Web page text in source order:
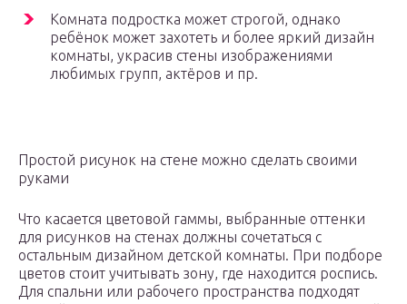
Комната подростка может строгой, однако
ребёнок может захотеть и более яркий дизайн
комнаты, украсив стены изображениями
любимых групп, актёров и пр.
Простой рисунок на стене можно сделать своими
руками
Что касается цветовой гаммы, выбранные оттенки
для рисунков на стенах должны сочетаться с
остальным дизайном детской комнаты. При подборе
цветов стоит учитывать зону, где находится роспись.
Для спальни или рабочего пространства подходят